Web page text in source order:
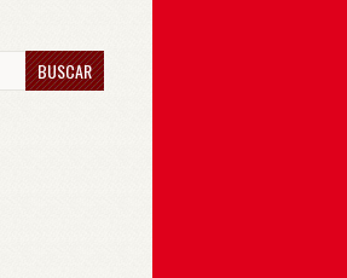
BUSCAR